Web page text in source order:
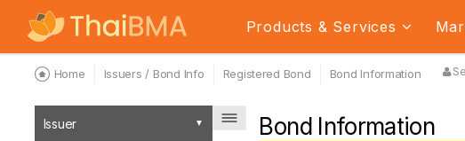
Products & Services
Home Issuers / Bond Info Registered Bond Bond Information
Issuer Bond Information